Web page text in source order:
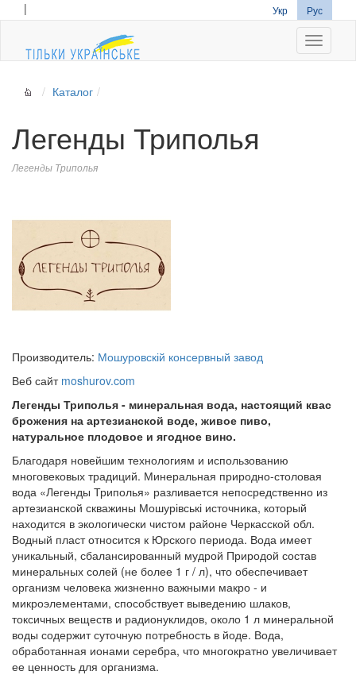
| Укр Рус
Каталог
Легенды Триполья
Легенды Триполья
Производитель: Мошуровскій консервный завод
Веб сайт moshurov.com
Легенды Триполья - минеральная вода, настоящий квас
брожения на артезианской воде, живое пиво,
натуральное плодовое и ягодное вино.
Благодаря новейшим технологиям и использованию
многовековых традиций. Минеральная природно-столовая
вода «Легенды Триполья» разливается непосредственно из
артезианской скважины Мошурівські источника, который
находится в экологически чистом районе Черкасской обл.
Водный пласт относится к Юрского периода. Вода имеет
уникальный, сбалансированный мудрой Природой состав
минеральных солей (не более 1 г / л), что обеспечивает
организм человека жизненно важными макро - и
микроэлементами, способствует выведению шлаков,
токсичных веществ и радионуклидов, около 1 л минеральной
воды содержит суточную потребность в йоде. Вода,
обработанная ионами серебра, что многократно увеличивает
ее ценность для организма.